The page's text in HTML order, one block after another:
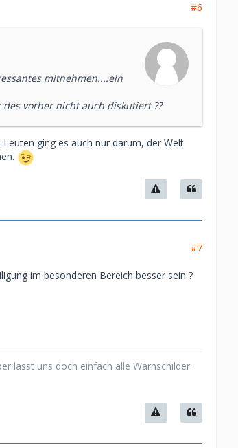
#6
mitnehmen....ein
vorher nicht auch diskutiert ??
ging es auch nur darum, der Welt
#7
im besonderen Bereich besser sein ?
lasst uns doch einfach alle Warnschilder